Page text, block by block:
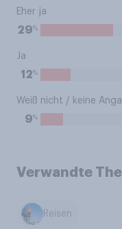
Eher ja
29%
Ja
12%
Weiß nicht / keine
9%
Verwandte
Reisen